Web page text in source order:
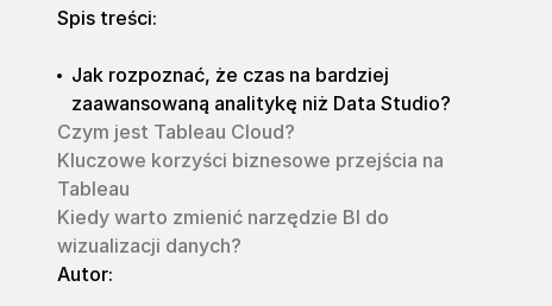
Spis treści:
Jak rozpoznać, że czas na bardziej
zaawansowaną analitykę niż Data Studio?
Czym jest Tableau Cloud?
Kluczowe korzyści biznesowe przejścia na
Tableau
Kiedy warto zmienić narzędzie BI do
wizualizacji danych?
Autor: